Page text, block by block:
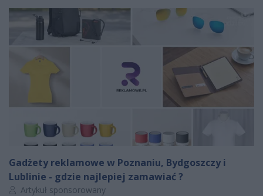
Gadżety reklamowe w Poznaniu, Bydgoszczy i
Lublinie - gdzie najlepiej zamawiać ?
Autor artykułu:
Artykuł sponsorowany